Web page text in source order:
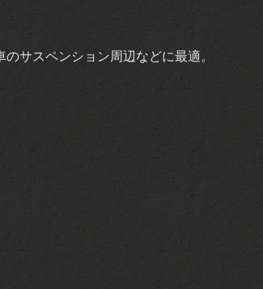
サスペンション周辺などに最適。